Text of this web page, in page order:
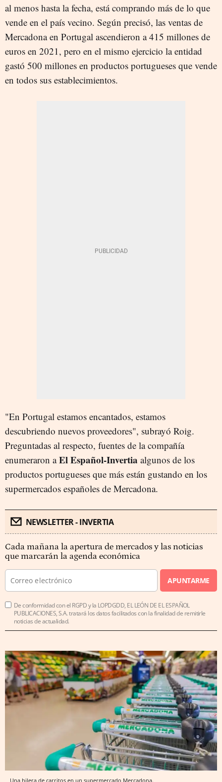
al menos hasta la fecha, está comprando más de lo que
vende en el país vecino. Según precisó, las ventas de
Mercadona en Portugal ascendieron a 415 millones de
euros en 2021, pero en el mismo ejercicio la entidad
gastó 500 millones en productos portugueses que vende
en todos sus establecimientos.
"En Portugal estamos encantados, estamos
descubriendo nuevos proveedores", subrayó Roig.
Preguntadas al respecto, fuentes de la compañía
enumeraron aEl Español-Invertia algunos de los
productos portugueses que más están gustando en los
supermercados españoles de Mercadona.
NEWSLETTER - INVERTIA
Cada mañana la apertura de mercados y las noticias
que marcarán la agenda económica
APUNTARME
De conformidad con el RGPD y la LOPDGDD, EL LEÓN DE EL ESPAÑOL
PUBLICACIONES, S.A. tratará los datos facilitados con la finalidad de remitirle
noticias de actualidad.
Una hilera de carritos en un supermercado Mercadona.